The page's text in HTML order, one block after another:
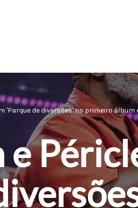
'Parque de diversões' no primeiro